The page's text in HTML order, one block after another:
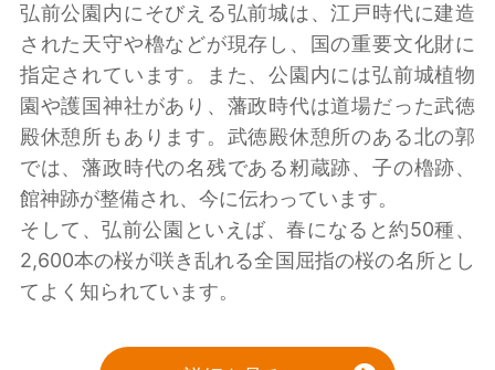
弘前公園内にそびえる弘前城は、江戸時代に建造
された天守や櫓などが現存し、国の重要文化財に
指定されています。また、公園内には弘前城植物
園や護国神社があり、藩政時代は道場だった武徳
殿休憩所もあります。武徳殿休憩所のある北の郭
では、藩政時代の名残である籾蔵跡、子の櫓跡、
館神跡が整備され、今に伝わっています。
そして、弘前公園といえば、春になると約50種、
2,600本の桜が咲き乱れる全国屈指の桜の名所とし
てよく知られています。